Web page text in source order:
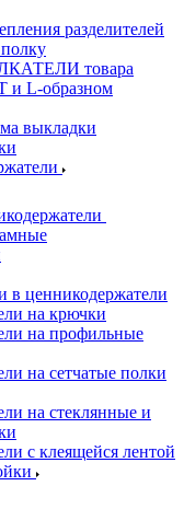
разделителей
товара
и L-образном
выкладки
в ценникодержатели
на крючки
на профильные
на сетчатые полки
на стеклянные и
с клеящейся лентой